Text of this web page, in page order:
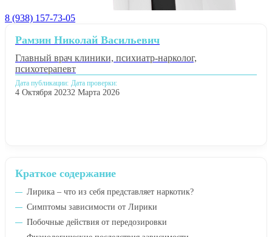
8 (938) 157-73-05
Краткое содержание
Лирика – что из себя представляет наркотик?
Симптомы зависимости от Лирики
Побочные действия от передозировки
Рамзин Николай Васильевич
Главный врач клиники, психиатр-нарколог,
психотерапевт
Дата публикации:
4 Октября 2023
Дата проверки:
2 Марта 2026